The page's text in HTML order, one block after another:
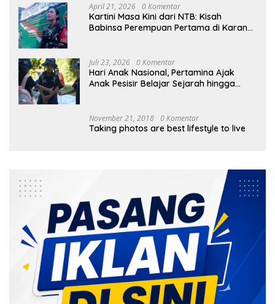
April 21, 2026 0 Komentar
Kartini Masa Kini dari NTB: Kisah
Babinsa Perempuan Pertama di Karang
Juli 23, 2026 0 Komentar
Hari Anak Nasional, Pertamina Ajak
Anak Pesisir Belajar Sejarah hingga
November 21, 2018 0 Komentar
Taking photos are best lifestyle to live